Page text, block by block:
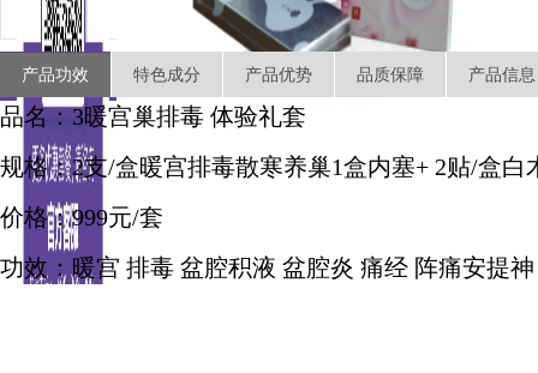
产品功效 特色成分 产品优势 品质保障 产品信息
品名：3暖宫巢排毒 体验礼套
规格：2支/盒暖宫排毒散寒养巢1盒内塞+ 2贴/盒
价格：999元/套
功效：暖宫 排毒 盆腔积液 盆腔炎 痛经 阵痛安提